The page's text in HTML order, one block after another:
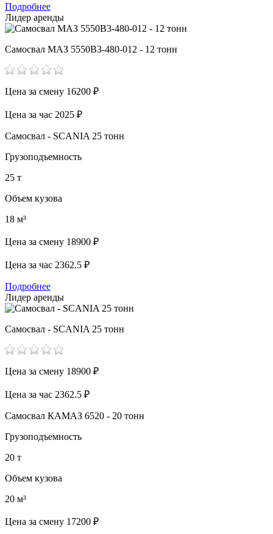
Подробнее
Лидер аренды
Самосвал МАЗ 5550В3-480-012 - 12 тонн
Цена за смену 16200 ₽
Цена за час 2025 ₽
Самосвал - SCANIA 25 тонн
Грузоподъемность
25 т
Объем кузова
18 м³
Цена за смену 18900 ₽
Цена за час 2362.5 ₽
Подробнее
Лидер аренды
Самосвал - SCANIA 25 тонн
Цена за смену 18900 ₽
Цена за час 2362.5 ₽
Самосвал КАМАЗ 6520 - 20 тонн
Грузоподъемность
20 т
Объем кузова
20 м³
Цена за смену 17200 ₽